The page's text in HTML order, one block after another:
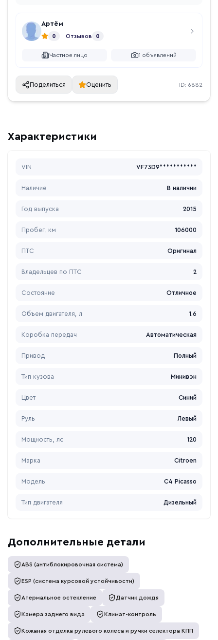
Артём
0 Отзывов 0
Частное лицо 1 объявлений
Поделиться Оценить ID: 6882
Характеристики
VIN VF73D9***********
Наличие В наличии
Год выпуска 2015
Пробег, км 106000
ПТС Оригинал
Владельцев по ПТС 2
Состояние Отличное
Объем двигателя, л 1.6
Коробка передач Автоматическая
Привод Полный
Тип кузова Минивэн
Цвет Синий
Руль Левый
Мощность, лс 120
Марка Citroen
Модель C4 Picasso
Тип двигателя Дизельный
Дополнительные детали
ABS (антиблокировочная система)
ESP (система курсовой устойчивости)
Атермальное остекление Датчик дождя
Камера заднего вида Климат-контроль
Кожаная отделка рулевого колеса и ручки селектора КПП